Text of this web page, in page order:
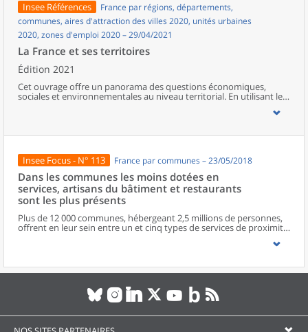
Insee Références
France par régions, départements,
communes, aires d'attraction des villes 2020, unités urbaines
2020, zones d'emploi 2020 – 29/04/2021
La France et ses territoires
Édition 2021
Cet ouvrage offre un panorama des questions économiques,
sociales et environnementales au niveau territorial. En utilisant les
disparités géographiques en France, sur les forces et faiblesses des
population.
Insee Focus - N° 113 France par communes – 23/05/2018
Dans les communes les moins dotées en
services, artisans du bâtiment et restaurants
sont les plus présents
Plus de 12 000 communes, hébergeant 2,5 millions de personnes,
offrent en leur sein entre un et cinq types de services de proximité.
Dans ces communes, les artisans et les restaurants sont les plus
boulangeries ou les supérettes, n’apparaissent de façon
significative que dans les communes offrant au moins dix types de
services de proximité. Quant aux services médicaux, ils sont situés
dans des communes bénéficiant d’un nombre d’équipements
encore plus large. Aux communes qui possèdent au moins un
service de proximité, s’ajoutent 1 888 communes qui n’en